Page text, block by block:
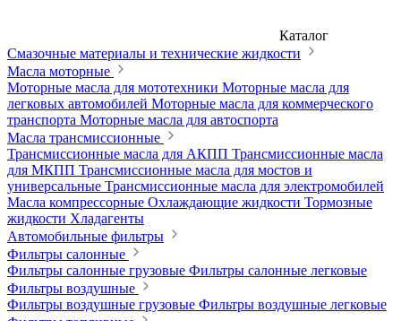
Каталог
Смазочные материалы и технические жидкости
Масла моторные
Моторные масла для мототехники Моторные масла для
легковых автомобилей Моторные масла для коммерческого
транспорта Моторные масла для автоспорта
Масла трансмиссионные
Трансмиссионные масла для АКПП Трансмиссионные масла
для МКПП Трансмиссионные масла для мостов и
универсальные Трансмиссионные масла для электромобилей
Масла компрессорные Охлаждающие жидкости Тормозные
жидкости Хладагенты
Автомобильные фильтры
Фильтры салонные
Фильтры салонные грузовые Фильтры салонные легковые
Фильтры воздушные
Фильтры воздушные грузовые Фильтры воздушные легковые